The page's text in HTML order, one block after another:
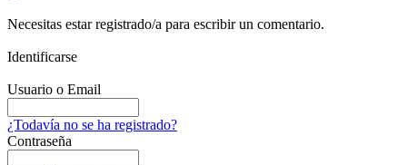
Necesitas estar registrado/a para escribir un comentario.
Identificarse
Usuario o Email
¿Todavía no se ha registrado?
Contraseña